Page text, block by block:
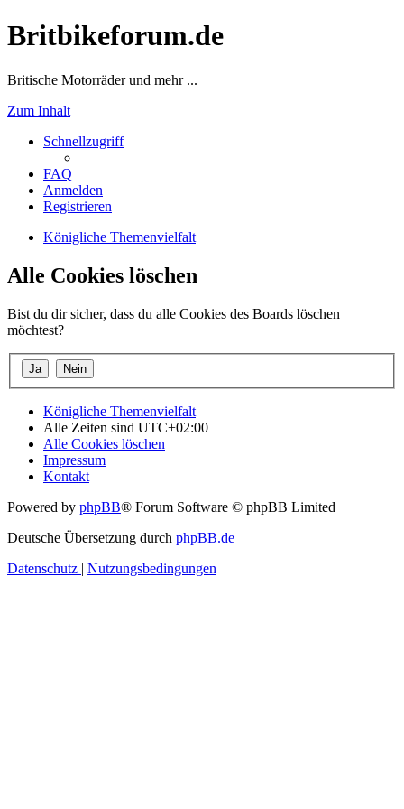
Britbikeforum.de
Britische Motorräder und mehr ...
Zum Inhalt
Schnellzugriff
FAQ
Anmelden
Registrieren
Königliche Themenvielfalt
Alle Cookies löschen
Bist du dir sicher, dass du alle Cookies des Boards löschen
möchtest?
Königliche Themenvielfalt
Alle Zeiten sind UTC+02:00
Alle Cookies löschen
Impressum
Kontakt
Powered by phpBB® Forum Software © phpBB Limited
Deutsche Übersetzung durch phpBB.de
Datenschutz | Nutzungsbedingungen